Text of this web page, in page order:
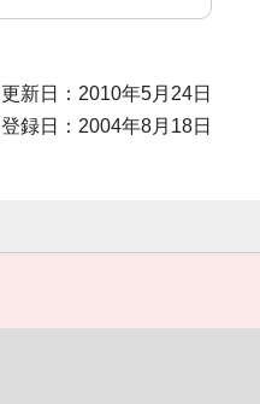
更新日：2010年5月24日
登録日：2004年8月18日